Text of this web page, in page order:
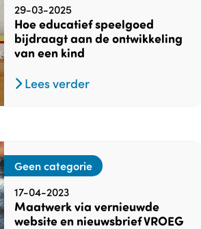
29-03-2025
Hoe educatief speelgoed
bijdraagt aan de ontwikkeling
van een kind
Lees verder
Geen categorie
17-04-2023
Maatwerk via vernieuwde
website en nieuwsbrief VROEG